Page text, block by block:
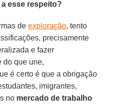
esse respeito?
deexploração, tento
precisamente
e fazer
do que une,
é certo é que a obrigação
imigrantes,
no mercado de trabalho